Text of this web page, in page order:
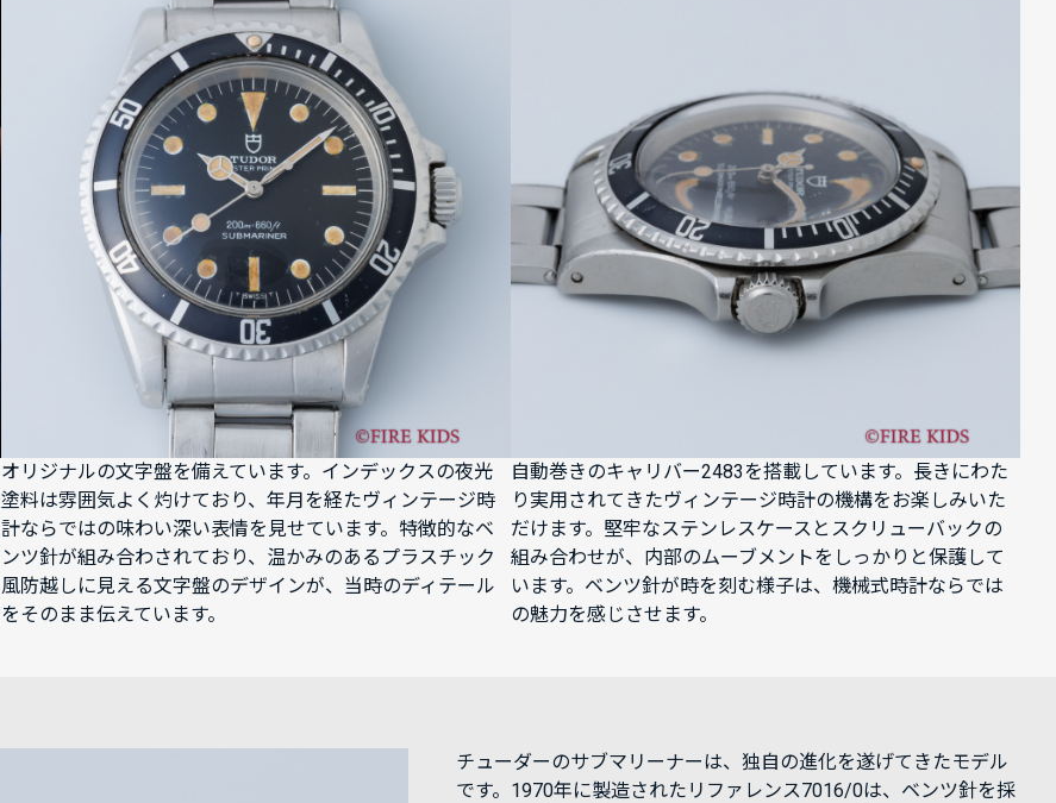
オリジナルの文字盤を備えています。インデックスの夜光
塗料は雰囲気よく灼けており、年月を経たヴィンテージ時
計ならではの味わい深い表情を見せています。特徴的なベ
ンツ針が組み合わされており、温かみのあるプラスチック
風防越しに見える文字盤のデザインが、当時のディテール
をそのまま伝えています。
自動巻きのキャリバー2483を搭載しています。長きにわた
り実用されてきたヴィンテージ時計の機構をお楽しみいた
だけます。堅牢なステンレスケースとスクリューバックの
組み合わせが、内部のムーブメントをしっかりと保護して
います。ベンツ針が時を刻む様子は、機械式時計ならでは
の魅力を感じさせます。
チューダーのサブマリーナーは、独自の進化を遂げてきたモデル
です。1970年に製造されたリファレンス7016/0は、ベンツ針を採